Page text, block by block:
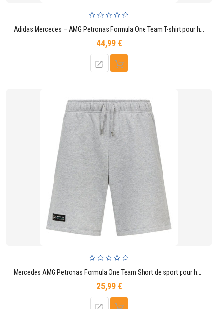
Adidas Mercedes – AMG Petronas Formula One Team T-shirt pour homme noir
44,99 €Prix
Mercedes AMG Petronas Formula One Team Short de sport pour homme gris
25,99 €Prix